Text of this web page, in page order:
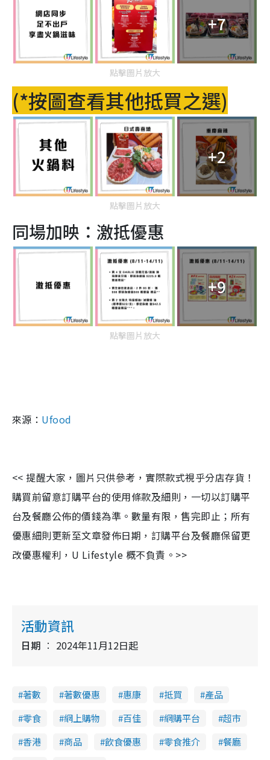
+7
點擊圖片放大
(*按圖查看其他抵買之選)
+2
點擊圖片放大
同場加映：激抵優惠
+9
點擊圖片放大
來源： Ufood
<< 提醒大家，圖片只供參考，實際款式視乎分店存貨！
購買前留意訂購平台的使用條款及細則，一切以訂購平
台及餐廳公佈的價錢為準。數量有限，售完即止；所有
優惠細則更新至文章發佈日期，訂購平台及餐廳保留更
改優惠權利，U Lifestyle 概不負責。>>
活動資訊
日期 2024年11月12日起
著數 著數優惠 惠康 抵買
產品
零食
網上購物 百佳 網購平台
超市
香港
商品 飲食優惠 零食推介
餐廳